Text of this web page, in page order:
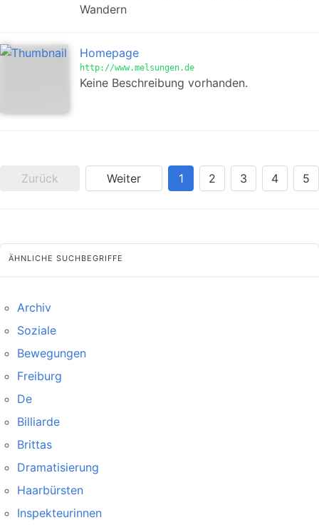
Wandern
Homepage
http://www.melsungen.de
Keine Beschreibung vorhanden.
Zurück Weiter 1 2 3 4 5
ÄHNLICHE SUCHBEGRIFFE
Archiv
Soziale
Bewegungen
Freiburg
De
Billiarde
Brittas
Dramatisierung
Haarbürsten
Inspekteurinnen